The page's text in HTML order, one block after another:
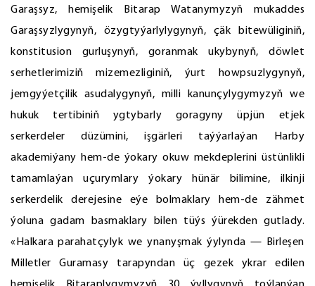
Garaşsyz, hemişelik Bitarap Watanymyzyň mukaddes
Garaşsyzlygynyň, özygtyýarlylygynyň, çäk bitewüliginiň,
konstitusion gurluşynyň, goranmak ukybynyň, döwlet
serhetlerimiziň mizemezliginiň, ýurt howpsuzlygynyň,
jemgyýetçilik asudalygynyň, milli kanunçylygymyzyň we
hukuk tertibiniň ygtybarly goragyny üpjün etjek
serkerdeler düzümini, işgärleri taýýarlaýan Harby
akademiýany hem-de ýokary okuw mekdeplerini üstünlikli
tamamlaýan uçurymlary ýokary hünär bilimine, ilkinji
serkerdelik derejesine eýe bolmaklary hem-de zähmet
ýoluna gadam basmaklary bilen tüýs ýürekden gutlady.
«Halkara parahatçylyk we ynanyşmak ýylynda — Birleşen
Milletler Guramasy tarapyndan üç gezek ykrar edilen